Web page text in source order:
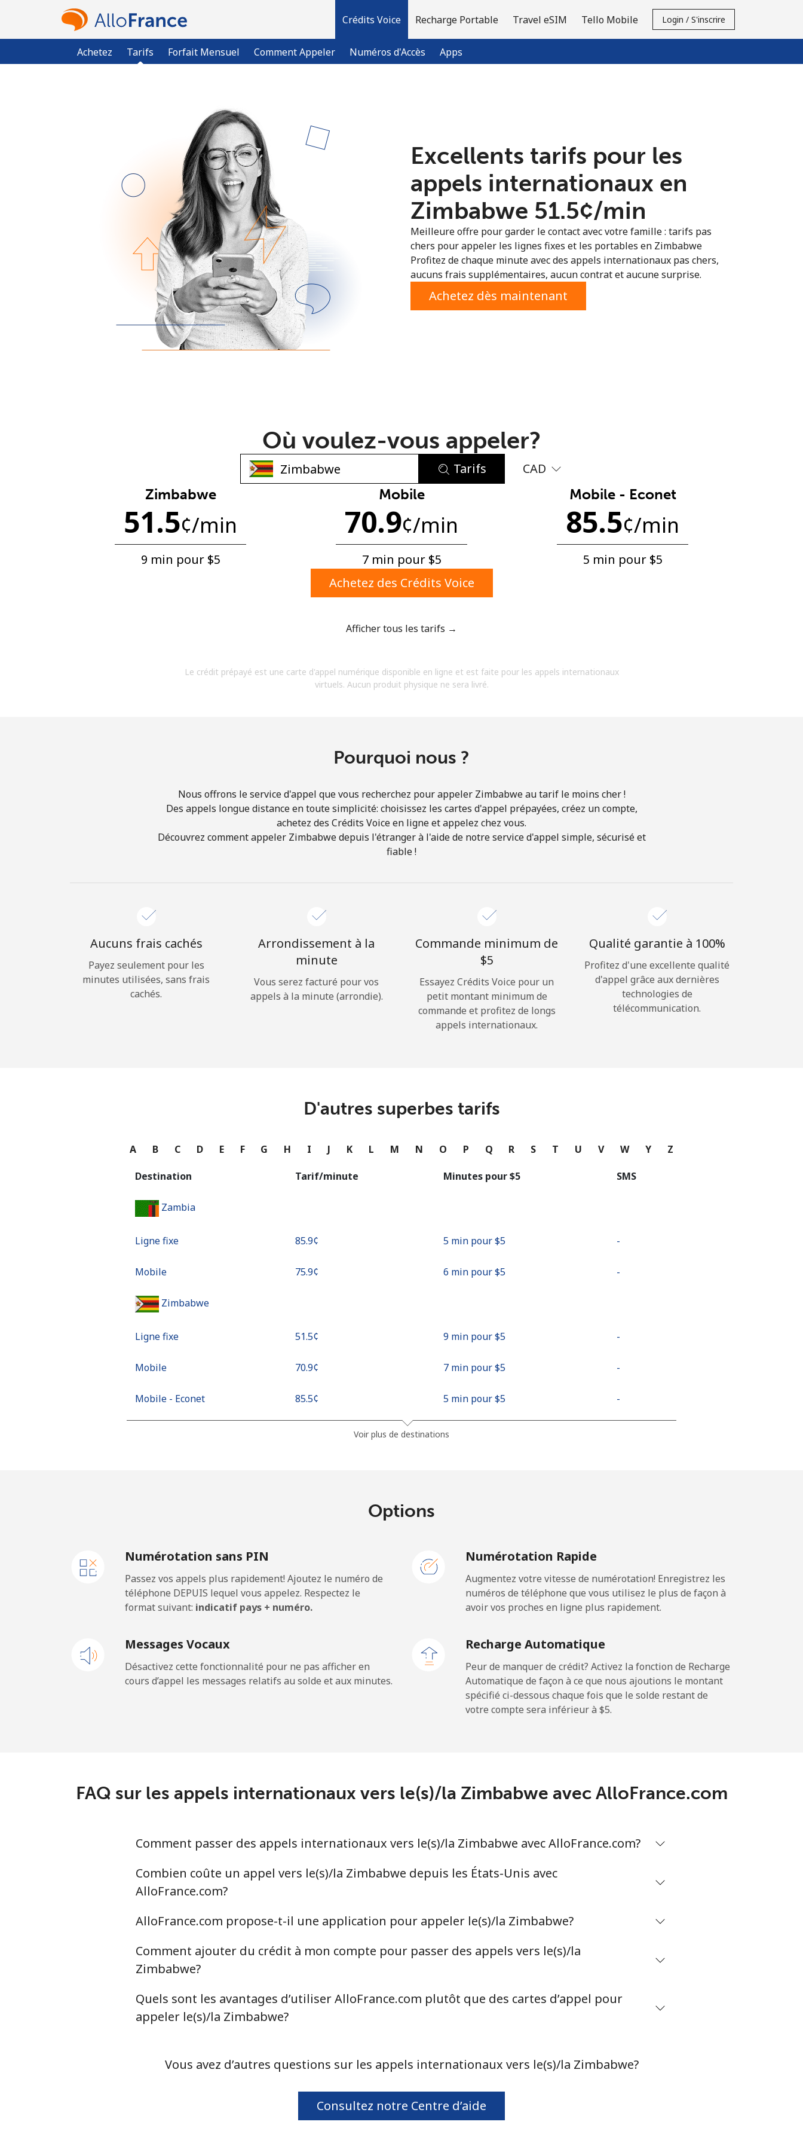
Crédits Voice
Achetez Tarifs Forfait Mensuel Comment Appeler Numéros d'Accès Apps
Recharge Portable Travel eSIM Tello Mobile Login / S'inscrire
Vous avez déjà un compte?Connectez-vous →
S'enregistrer avec
Aucun mot de passe créé
8 caractères minimum
Une lettre majuscule et une lettre minuscule
Un caractère spécial
offres.
S'inscrire
Bonjour!
Rappel du mot de passe →
Continue avec
Excellents tarifs pour les
appels internationaux en
Zimbabwe ⁦51.5¢⁩/min
Meilleure offre pour garder le contact avec votre famille : tarifs pas
chers pour appeler les lignes fixes et les portables en Zimbabwe
Profitez de chaque minute avec des appels internationaux pas chers,
aucuns frais supplémentaires, aucun contrat et aucune surprise.
Achetez dès maintenant
Où voulez-vous appeler?
Tarifs CAD
Zimbabwe
51.5¢/min
9 min pour ⁦$5⁩
Mobile
70.9¢/min
7 min pour ⁦$5⁩
Mobile - Econet
85.5¢/min
5 min pour ⁦$5⁩
Achetez des Crédits Voice
Afficher tous les tarifs →
Le crédit prépayé est une carte d'appel numérique disponible en ligne et est faite pour les appels internationaux
virtuels. Aucun produit physique ne sera livré.
Pourquoi nous ?
Nous offrons le service d'appel que vous recherchez pour appeler Zimbabwe au tarif le moins cher !
Des appels longue distance en toute simplicité: choisissez les cartes d'appel prépayées, créez un compte,
achetez des Crédits Voice en ligne et appelez chez vous.
Découvrez comment appeler Zimbabwe depuis l'étranger à l'aide de notre service d'appel simple, sécurisé et
fiable !
Aucuns frais cachés
Payez seulement pour les
minutes utilisées, sans frais
cachés.
Arrondissement à la
minute
Vous serez facturé pour vos
appels à la minute (arrondie).
Commande minimum de
⁦$5⁩
Essayez Crédits Voice pour un
petit montant minimum de
commande et profitez de longs
appels internationaux.
Qualité garantie à 100%
Profitez d'une excellente qualité
d'appel grâce aux dernières
technologies de
télécommunication.
D'autres superbes tarifs
A B C D E F G H I J K L M N O P Q R S T U V W Y Z
Destination Tarif/minute Minutes pour ⁦$5⁩ SMS
Zambia
Ligne fixe ⁦85.9¢⁩ 5 min pour ⁦$5⁩ -
Mobile ⁦75.9¢⁩ 6 min pour ⁦$5⁩ -
Zimbabwe
Ligne fixe ⁦51.5¢⁩ 9 min pour ⁦$5⁩ -
Mobile ⁦70.9¢⁩ 7 min pour ⁦$5⁩ -
Mobile - Econet ⁦85.5¢⁩ 5 min pour ⁦$5⁩ -
Voir plus de destinations
Options
Numérotation sans PIN
Passez vos appels plus rapidement! Ajoutez le numéro de
téléphone DEPUIS lequel vous appelez. Respectez le
format suivant: indicatif pays + numéro.
Numérotation Rapide
Augmentez votre vitesse de numérotation! Enregistrez les
numéros de téléphone que vous utilisez le plus de façon à
avoir vos proches en ligne plus rapidement.
Messages Vocaux
Désactivez cette fonctionnalité pour ne pas afficher en
cours d’appel les messages relatifs au solde et aux minutes.
Recharge Automatique
Peur de manquer de crédit? Activez la fonction de Recharge
Automatique de façon à ce que nous ajoutions le montant
spécifié ci-dessous chaque fois que le solde restant de
votre compte sera inférieur à ⁦$5⁩.
FAQ sur les appels internationaux vers le(s)/la Zimbabwe avec AlloFrance.com
Comment passer des appels internationaux vers le(s)/la Zimbabwe avec AlloFrance.com?
Combien coûte un appel vers le(s)/la Zimbabwe depuis les États-Unis avec
AlloFrance.com?
AlloFrance.com propose-t-il une application pour appeler le(s)/la Zimbabwe?
Comment ajouter du crédit à mon compte pour passer des appels vers le(s)/la
Zimbabwe?
Quels sont les avantages d’utiliser AlloFrance.com plutôt que des cartes d’appel pour
appeler le(s)/la Zimbabwe?
Vous avez d’autres questions sur les appels internationaux vers le(s)/la Zimbabwe?
Consultez notre Centre d’aide